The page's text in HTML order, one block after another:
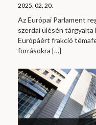
2025. 02. 20.
Az Európai Parlament
szerdai ülésén
Európáért frakció
forrásokra […]